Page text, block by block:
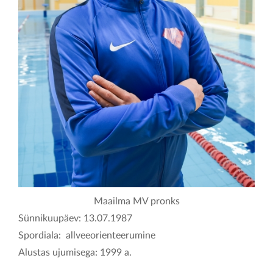
KONTAKT
Maailma MV pronks
Sünnikuupäev: 13.07.1987
Spordiala: allveeorienteerumine
Alustas ujumisega: 1999 a.